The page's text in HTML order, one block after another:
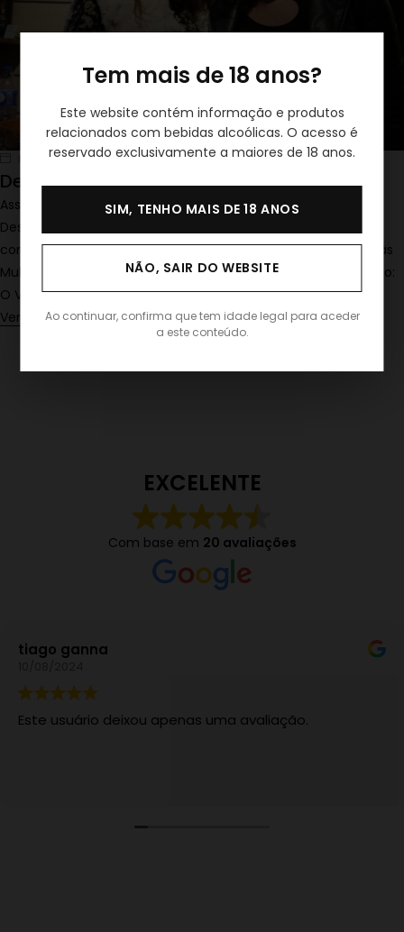
Março 10, 2023 silvasergius
De: Mulheres, Para: Mulheres
Assinalamos o Dia da Mulher da melhor forma!
Desmistificamos o mundo do vinho, numa sessão vínica
completamente descontraída, permitindo a fuga da rotina às
Mulheres que pretendem aprender mais sobre a nossa paixão:
O Vinho!
Ver mais
EXCELENTE
Com base em 20 avaliações
tiago ganna
Este usuário deixou apenas uma avaliação.
Tem mais de 18 anos?
Este website contém informação e produtos
relacionados com bebidas alcoólicas. O acesso é
reservado exclusivamente a maiores de 18 anos.
SIM, TENHO MAIS DE 18 ANOS
NÃO, SAIR DO WEBSITE
Ao continuar, confirma que tem idade legal para aceder
a este conteúdo.